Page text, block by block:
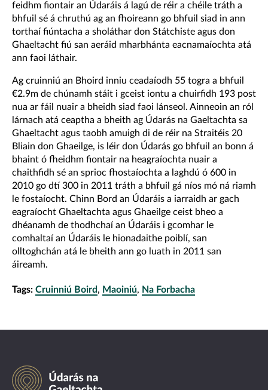
feidhm fiontair an Údaráis á lagú de réir a chéile tráth a
bhfuil sé á chruthú ag an fhoireann go bhfuil siad in ann
torthaí fiúntacha a sholáthar don Státchiste agus don
Ghaeltacht fiú san aeráid mharbhánta eacnamaíochta atá
ann faoi láthair.
Ag cruinniú an Bhoird inniu ceadaíodh 55 togra a bhfuil
€2.9m de chúnamh stáit i gceist iontu a chuirfidh 193 post
nua ar fáil nuair a bheidh siad faoi lánseol. Ainneoin an ról
lárnach atá ceaptha a bheith ag Údarás na Gaeltachta sa
Ghaeltacht agus taobh amuigh di de réir na Straitéis 20
Bliain don Ghaeilge, is léir don Údarás go bhfuil an bonn á
bhaint ó fheidhm fiontair na heagraíochta nuair a
chaithfidh sé an sprioc fhostaíochta a laghdú ó 600 in
2010 go dtí 300 in 2011 tráth a bhfuil gá níos mó ná riamh
le fostaíocht. Chinn Bord an Údaráis a iarraidh ar gach
eagraíocht Ghaeltachta agus Ghaeilge ceist bheo a
dhéanamh de thodhchaí an Údaráis i gcomhar le
comhaltaí an Údaráis le hionadaithe poiblí, san
olltoghchán atá le bheith ann go luath in 2011 san
áireamh.
Tags: Cruinniú Boird, Maoiniú, Na Forbacha
Údarás
na